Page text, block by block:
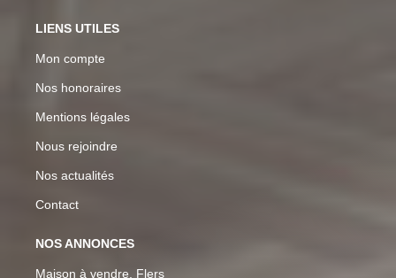
LIENS UTILES
Mon compte
Nos honoraires
Mentions légales
Nous rejoindre
Nos actualités
Contact
NOS ANNONCES
Maison à vendre, Flers